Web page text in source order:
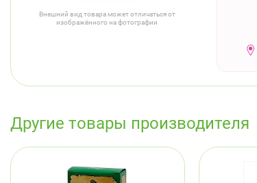
Внешний вид товара может отличаться от
изображённого на фотографии
Другие товары производителя